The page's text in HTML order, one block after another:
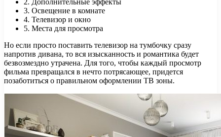
3. Освещение в комнате
4. Телевизор и окно
5. Места для просмотра
Но если просто поставить телевизор на тумбочку сразу
напротив дивана, то вся изысканность и романтика будет
безвозмездно утрачена. Для того, чтобы каждый просмотр
фильма превращался в нечто потрясающее, придется
позаботиться о правильном оформлении ТВ зоны.